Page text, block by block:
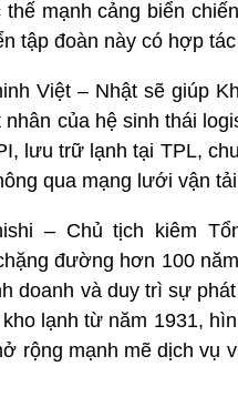
mạnh cảng biển
tập đoàn này có hợp
Việt – Nhật sẽ giúp
của hệ sinh thái
lưu trữ lạnh tại TPL,
qua mạng lưới vận
– Chủ tịch kiêm
đường hơn 100
doanh và duy trì sự
lạnh từ năm 1931,
rộng mạnh mẽ dịch vụ